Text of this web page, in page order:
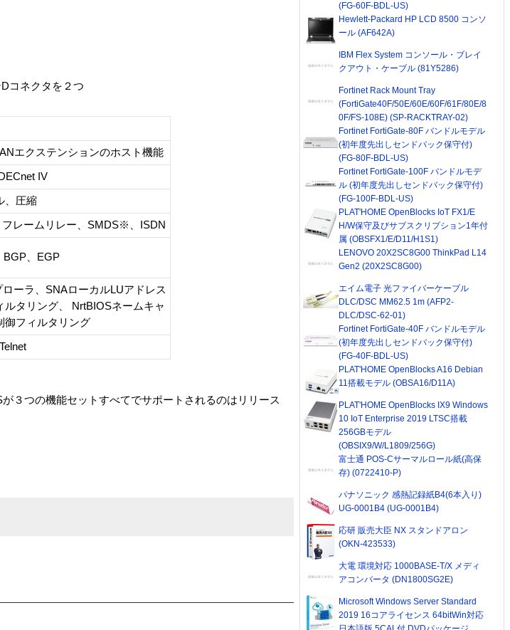
コネクタを２つ
エクステンションのホスト機能
IV
、圧縮
フレームリレー、SMDS※、ISDN
BGP、EGP
ーラ、SNAローカルLUアドレス
ルタリング、 NrtBIOSネームキャ
御フィルタリング
３つの機能セットすべてでサポートされるのはリリース
(FG-60F-BDL-US)
Hewlett-Packard HP LCD 8500 コンソ
ール (AF642A)
IBM Flex System コンソール・ブレイ
クアウト・ケーブル (81Y5286)
Fortinet Rack Mount Tray
(FortiGate40F/50E/60E/60F/61F/80E/8
0F/FS-108E) (SP-RACKTRAY-02)
Fortinet FortiGate-80F バンドルモデル
(初年度先出しセンドバック保守付)
(FG-80F-BDL-US)
Fortinet FortiGate-100F バンドルモデ
ル (初年度先出しセンドバック保守付)
(FG-100F-BDL-US)
PLAT'HOME OpenBlocks IoT FX1/E
H/W保守及びサブスクリプション1年付
属 (OBSFX1/E/D11/H1S1)
LENOVO 20X2SC8G00 ThinkPad L14
Gen2 (20X2SC8G00)
エイム電子 光ファイバーケーブル
DLC/DSC MM62.5 1m (AFP2-
DLC/DSC-62-01)
Fortinet FortiGate-40F バンドルモデル
(初年度先出しセンドバック保守付)
(FG-40F-BDL-US)
PLAT'HOME OpenBlocks A16 Debian
11搭載モデル (OBSA16/D11A)
PLAT'HOME OpenBlocks IX9 Windows
10 IoT Enterprise 2019 LTSC搭載
256GBモデル
(OBSIX9/W/L1809/256G)
富士通 POS-Cサーマルロール紙(高保
存) (0722410-P)
パナソニック 感熱記録紙B4(6本入り)
UG-0001B4 (UG-0001B4)
応研 販売大臣 NX スタンドアロン
(OKN-423533)
大電 環境対応 1000BASE-T/X メディ
アコンバータ (DN1800SG2E)
Microsoft Windows Server Standard
2019 16コアライセンス 64bitWin対応